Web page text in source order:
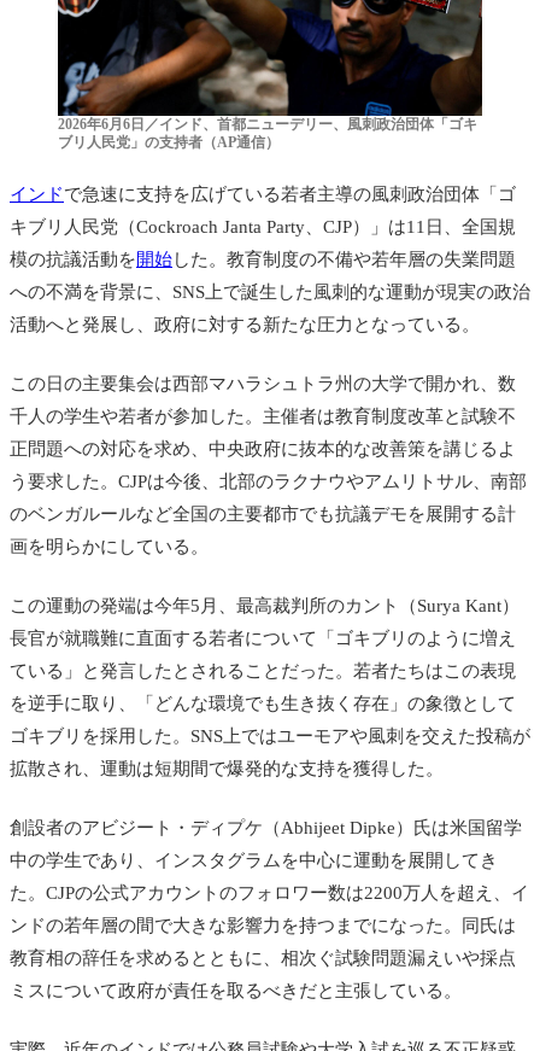
2026年6月6日／インド、首都ニューデリー、風刺政治団体「ゴキ
ブリ人民党」の支持者（AP通信）
インドで急速に支持を広げている若者主導の風刺政治団体「ゴ
キブリ人民党（Cockroach Janta Party、CJP）」は11日、全国規
模の抗議活動を開始した。教育制度の不備や若年層の失業問題
への不満を背景に、SNS上で誕生した風刺的な運動が現実の政治
活動へと発展し、政府に対する新たな圧力となっている。
この日の主要集会は西部マハラシュトラ州の大学で開かれ、数
千人の学生や若者が参加した。主催者は教育制度改革と試験不
正問題への対応を求め、中央政府に抜本的な改善策を講じるよ
う要求した。CJPは今後、北部のラクナウやアムリトサル、南部
のベンガルールなど全国の主要都市でも抗議デモを展開する計
画を明らかにしている。
この運動の発端は今年5月、最高裁判所のカント（Surya Kant）
長官が就職難に直面する若者について「ゴキブリのように増え
ている」と発言したとされることだった。若者たちはこの表現
を逆手に取り、「どんな環境でも生き抜く存在」の象徴として
ゴキブリを採用した。SNS上ではユーモアや風刺を交えた投稿が
拡散され、運動は短期間で爆発的な支持を獲得した。
創設者のアビジート・ディプケ（Abhijeet Dipke）氏は米国留学
中の学生であり、インスタグラムを中心に運動を展開してき
た。CJPの公式アカウントのフォロワー数は2200万人を超え、イ
ンドの若年層の間で大きな影響力を持つまでになった。同氏は
教育相の辞任を求めるとともに、相次ぐ試験問題漏えいや採点
ミスについて政府が責任を取るべきだと主張している。